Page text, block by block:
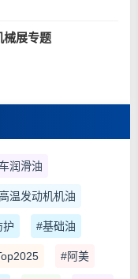
械展专题
润滑油
温发动机机油
护 #基础油
#阿美